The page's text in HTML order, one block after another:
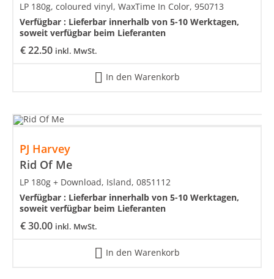
€22.50 inkl. MwSt.
LP 180g, coloured vinyl, WaxTime In Color, 950713
Verfügbar : Lieferbar innerhalb von 5-10 Werktagen,
soweit verfügbar beim Lieferanten
In den Warenkorb
PJ Harvey
Rid Of Me
€30.00 inkl. MwSt.
LP 180g + Download, Island, 0851112
Verfügbar : Lieferbar innerhalb von 5-10 Werktagen,
soweit verfügbar beim Lieferanten
In den Warenkorb